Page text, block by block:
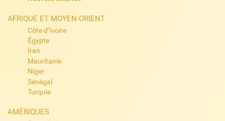
AFRIQUE ET MOYEN-ORIENT
Côte d’Ivoire
Égypte
Iran
Mauritanie
Niger
Sénégal
Turquie
AMÉRIQUES